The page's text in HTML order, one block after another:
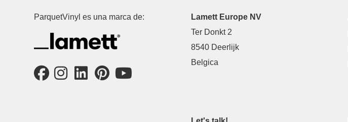
ParquetVinyl es una marca de:
Lamett Europe NV
Ter Donkt 2
8540 Deerlijk
Belgica